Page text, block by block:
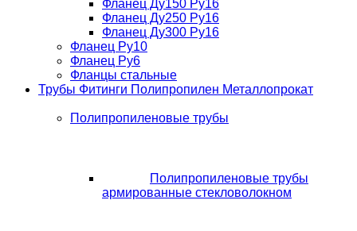
Фланец Ду150 Ру16
Фланец Ду250 Ру16
Фланец Ду300 Ру16
Фланец Ру10
Фланец Ру6
Фланцы стальные
Трубы Фитинги Полипропилен Металлопрокат
Полипропиленовые трубы
Полипропиленовые трубы
армированные стекловолокном